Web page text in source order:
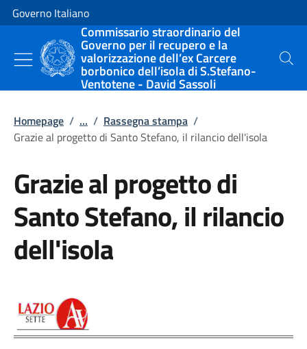
Vai al contenuto
Vai alla navigazione del sito
Governo Italiano
Commissario straordinario del
Governo per il recupero e la
valorizzazione dell’ex Carcere
borbonico dell’isola di S.Stefano-
Ventotene - David Sassoli
Cerca
Homepage / ... / Rassegna stampa /
Grazie al progetto di Santo Stefano, il rilancio dell'isola
Grazie al progetto di
Santo Stefano, il rilancio
dell'isola